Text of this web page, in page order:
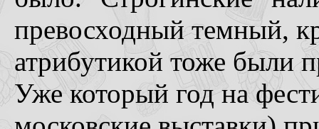
превосходный темный,
атрибутикой тоже были
Уже который год на